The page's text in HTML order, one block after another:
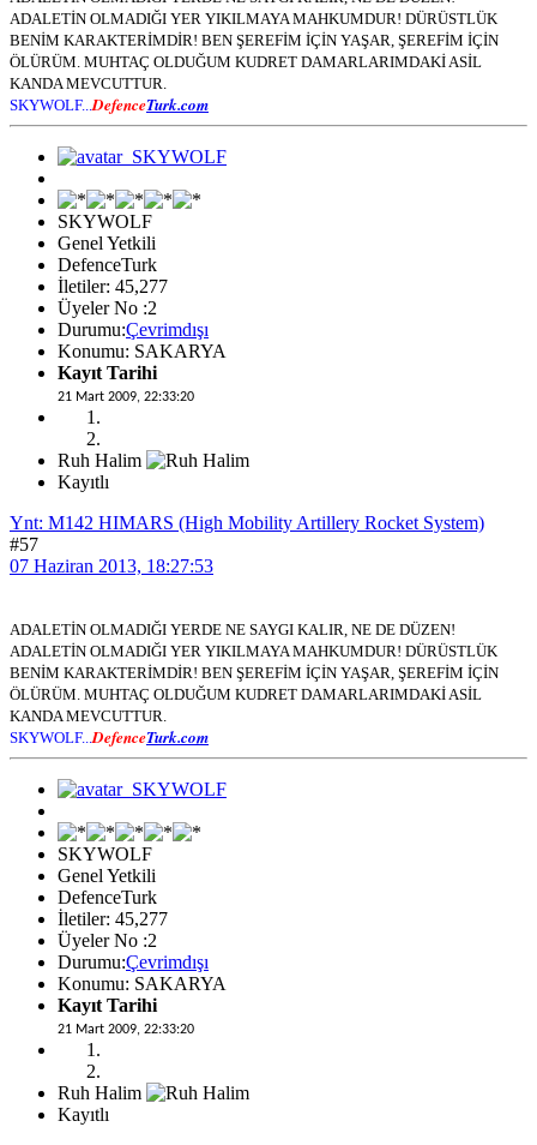
ADALETİN OLMADIĞI YER YIKILMAYA MAHKUMDUR! DÜRÜSTLÜK
BENİM KARAKTERİMDİR! BEN ŞEREFİM İÇİN YAŞAR, ŞEREFİM İÇİN
ÖLÜRÜM. MUHTAÇ OLDUĞUM KUDRET DAMARLARIMDAKİ ASİL
KANDA MEVCUTTUR.
SKYWOLF... DefenceTurk.com
SKYWOLF
Genel Yetkili
DefenceTurk
İletiler: 45,277
Üyeler No :2
Durumu:Çevrimdışı
Konumu: SAKARYA
Kayıt Tarihi
21 Mart 2009, 22:33:20
Ruh Halim
Kayıtlı
Ynt: M142 HIMARS (High Mobility Artillery Rocket System)
#57
07 Haziran 2013, 18:27:53
ADALETİN OLMADIĞI YERDE NE SAYGI KALIR, NE DE DÜZEN!
ADALETİN OLMADIĞI YER YIKILMAYA MAHKUMDUR! DÜRÜSTLÜK
BENİM KARAKTERİMDİR! BEN ŞEREFİM İÇİN YAŞAR, ŞEREFİM İÇİN
ÖLÜRÜM. MUHTAÇ OLDUĞUM KUDRET DAMARLARIMDAKİ ASİL
KANDA MEVCUTTUR.
SKYWOLF... DefenceTurk.com
SKYWOLF
Genel Yetkili
DefenceTurk
İletiler: 45,277
Üyeler No :2
Durumu:Çevrimdışı
Konumu: SAKARYA
Kayıt Tarihi
21 Mart 2009, 22:33:20
Ruh Halim
Kayıtlı